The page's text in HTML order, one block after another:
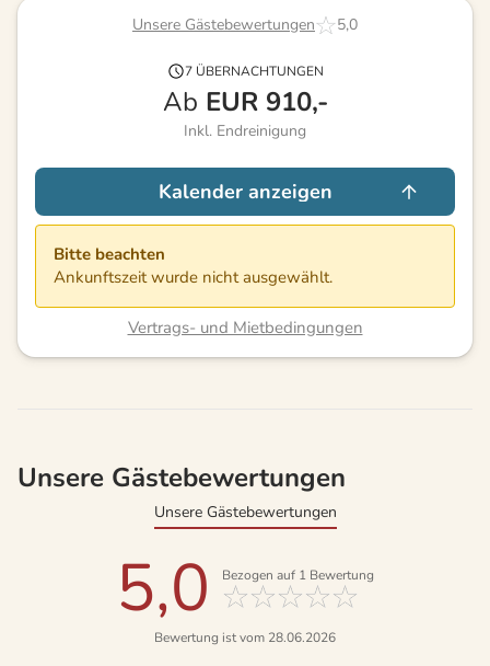
Unsere Gästebewertungen 5,0
7 ÜBERNACHTUNGEN
Ab EUR 910,-
Inkl. Endreinigung
Kalender anzeigen
Bitte beachten
Ankunftszeit wurde nicht ausgewählt.
Vertrags- und Mietbedingungen
Unsere Gästebewertungen
Unsere Gästebewertungen
5,0 Bezogen auf 1 Bewertung
Bewertung ist vom 28.06.2026